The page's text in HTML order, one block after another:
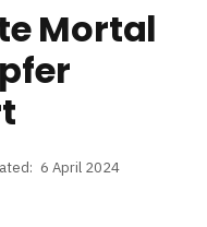
Mortal
6 April 2024